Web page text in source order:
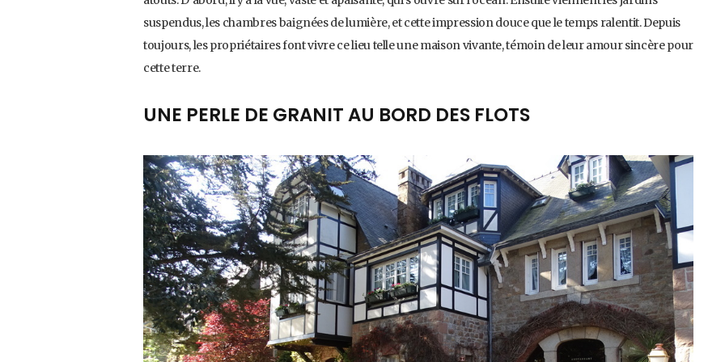
suspendus, les chambres baignées de lumière, et cette impression douce que le temps ralentit. Depuis
toujours, les propriétaires font vivre ce lieu telle une maison vivante, témoin de leur amour sincère pour
cette terre.
UNE PERLE DE GRANIT AU BORD DES FLOTS